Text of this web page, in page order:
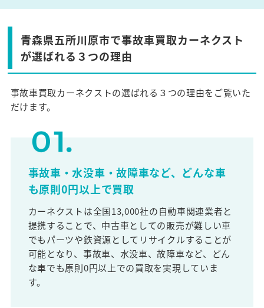
青森県五所川原市で事故車買取カーネクスト
が選ばれる３つの理由
事故車買取カーネクストの選ばれる３つの理由をご覧いた
だけます。
事故車・水没車・故障車など、どんな車
も原則0円以上で買取
カーネクストは全国13,000社の自動車関連業者と
提携することで、中古車としての販売が難しい車
でもパーツや鉄資源としてリサイクルすることが
可能となり、事故車、水没車、故障車など、どん
な車でも原則0円以上での買取を実現していま
す。